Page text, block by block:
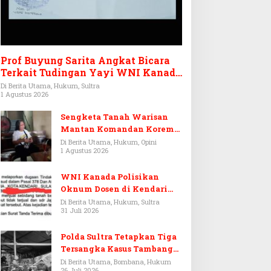
Prof Buyung Sarita Angkat Bicara
Terkait Tudingan Yayi WNI Kanada
Ditagih Utang Rp3,6 Miliar
Di Berita Utama, Hukum, Sultra
1 Agustus 2026
Sengketa Tanah Warisan
Mantan Komandan Korem
143/HO, Ketika Warisan
Menjadi Arena Pemerasan
Di Berita Utama, Hukum, Opini
1 Agustus 2026
WNI Kanada Polisikan
Oknum Dosen di Kendari
Terkait Aset Puluhan Miliar
Di Berita Utama, Hukum, Sultra
31 Juli 2026
Polda Sultra Tetapkan Tiga
Tersangka Kasus Tambang
Emas Ilegal di Bombana
Di Berita Utama, Bombana, Hukum